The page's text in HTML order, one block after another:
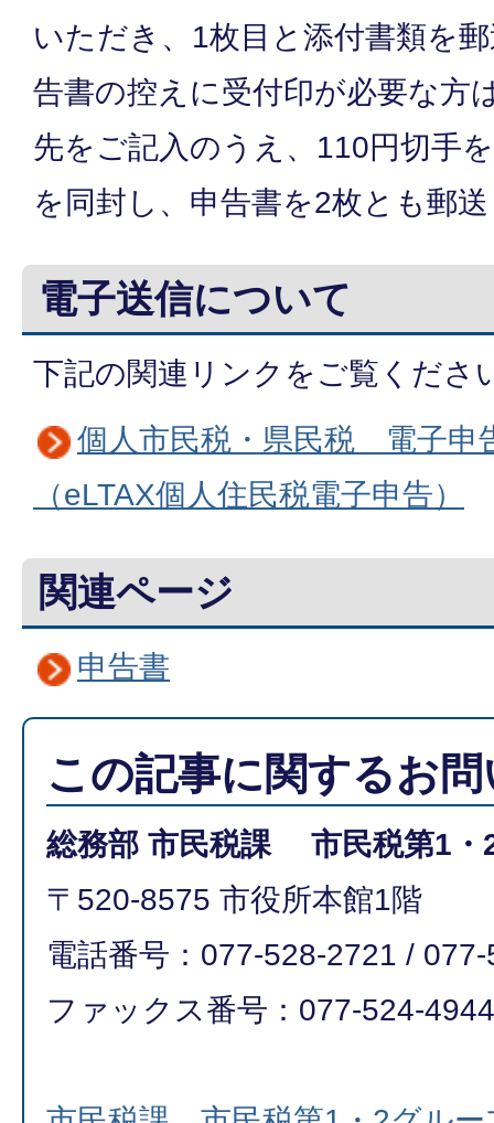
いただき、1枚目と添付書類を
告書の控えに受付印が必要な方
先をご記入のうえ、110円切手
を同封し、申告書を2枚とも郵
電子送信について
下記の関連リンクをご覧くださ
個人市民税・県民税 電子申
（eLTAX個人住民税電子申告）
関連ページ
申告書
この記事に関するお
総務部 市民税課 市民税第1・
〒520-8575 市役所本館1階
電話番号：077-528-2721 /
ファックス番号：077-524-4944